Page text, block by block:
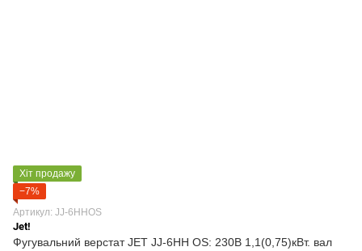
Хіт продажу
−7%
Артикул: JJ-6HHOS
Jet!
Фугувальний верстат JET JJ-6HH OS: 230В 1,1(0,75)кВт. вал